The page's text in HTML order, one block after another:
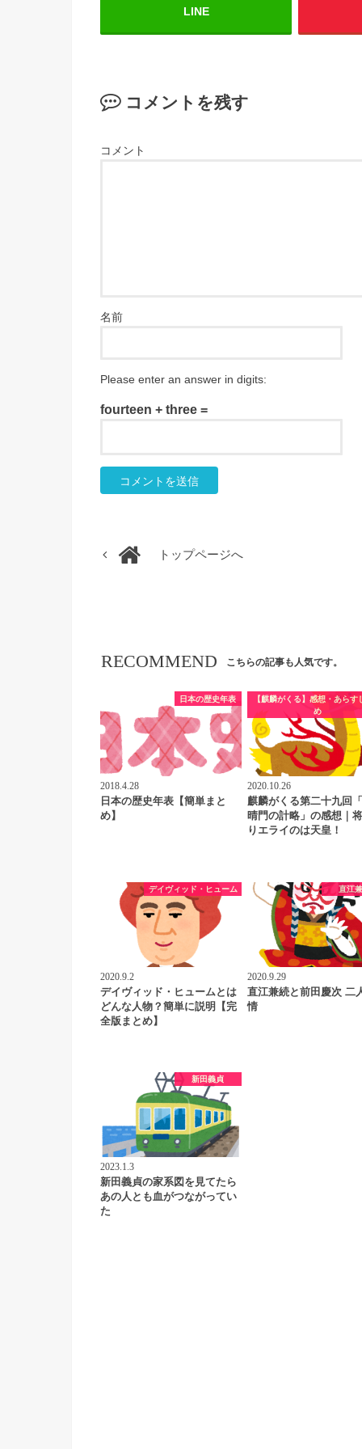
LINE
コメントを残す
コメント
名前
Please enter an answer in digits:
fourteen + three =
トップページへ
RECOMMEND こちらの記事も人気です。
日本の歴史年表
2018.4.28
日本の歴史年表【簡単まと
め】
【麒麟がくる】感想・あらす
め
2020.10.26
麒麟がくる第二十九回
晴門の計略」の感想｜
りエライのは天皇！
デイヴィッド・ヒューム
2020.9.2
デイヴィッド・ヒュームとは
どんな人物？簡単に説明【完
全版まとめ】
直江
2020.9.29
直江兼続と前田慶次 二
情
新田義貞
2023.1.3
新田義貞の家系図を見てたら
あの人とも血がつながってい
た